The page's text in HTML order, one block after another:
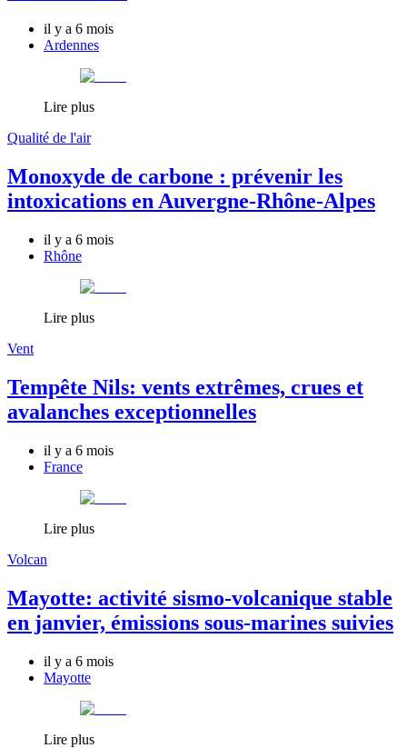
il y a 6 mois
Ardennes
Lire plus
Qualité de l'air
Monoxyde de carbone : prévenir les
intoxications en Auvergne-Rhône-Alpes
il y a 6 mois
Rhône
Lire plus
Vent
Tempête Nils: vents extrêmes, crues et
avalanches exceptionnelles
il y a 6 mois
France
Lire plus
Volcan
Mayotte: activité sismo-volcanique stable
en janvier, émissions sous-marines suivies
il y a 6 mois
Mayotte
Lire plus